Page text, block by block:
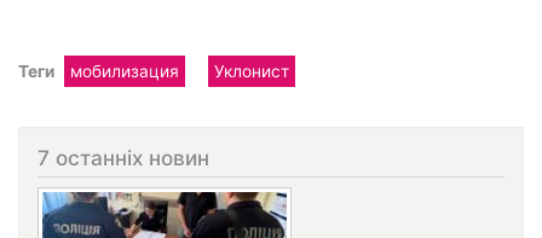
Теги мобилизация Уклонист
7 останніх новин